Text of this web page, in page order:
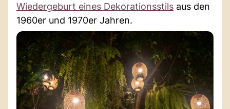
Wiedergeburt eines Dekorationsstils aus den
1960er und 1970er Jahren.